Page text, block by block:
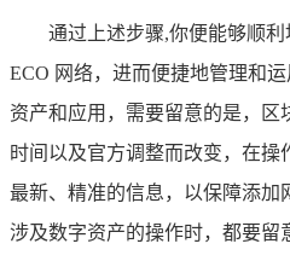
通过上述步骤,你便能够顺
ECO 网络，进而便捷地管理和
资产和应用，需要留意的是，区
时间以及官方调整而改变，在
最新、精准的信息，以保障添加
涉及数字资产的操作时，都要留